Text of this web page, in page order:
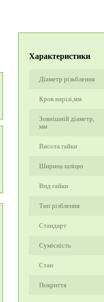
Характеристики
Діаметр різьблення
Крок нарізі,мм
Зовнішній діаметр,
мм
Висота гайки
Ширина шліцю
Вид гайки
Тип різблення
Стандарт
Сумісність
Стан
Покриття